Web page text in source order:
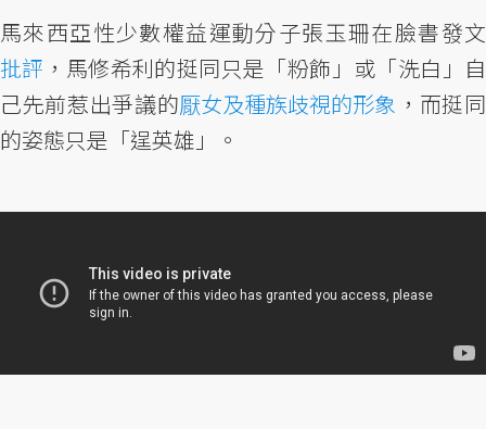
馬來西亞性少數權益運動分子張玉珊在臉書發文
批評 ，馬修希利的挺同只是「粉飾」或「洗白」自
己先前惹出爭議的厭女及種族歧視的形象 ，而挺同
的姿態只是「逞英雄」。